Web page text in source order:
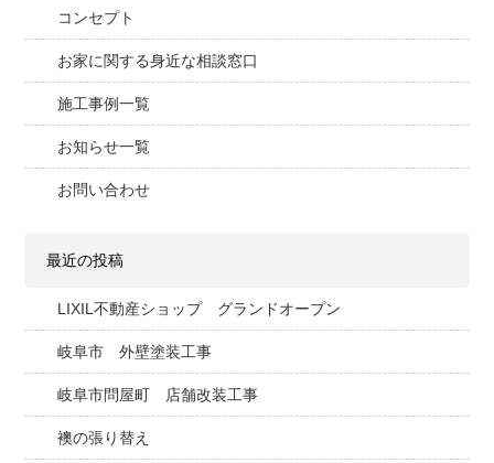
コンセプト
お家に関する身近な相談窓口
施工事例一覧
お知らせ一覧
お問い合わせ
最近の投稿
LIXIL不動産ショップ グランドオープン
岐阜市 外壁塗装工事
岐阜市問屋町 店舗改装工事
襖の張り替え